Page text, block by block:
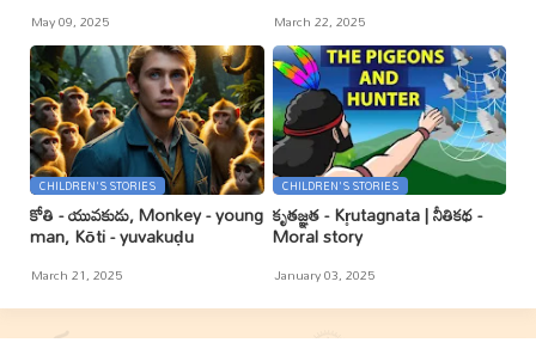
May 09, 2025 March 22, 2025
CHILDREN'S STORIES
కోతి - యువకుడు, Monkey - young
man, Kōti - yuvakuḍu
March 21, 2025
CHILDREN'S STORIES
కృతజ్ఞత - Kr̥utagnata | నీతికథ -
Moral story
January 03, 2025